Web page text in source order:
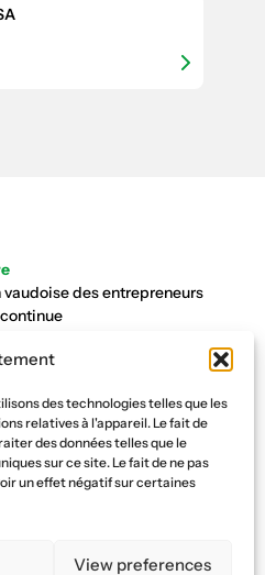
des technologies telles que les
relatives à l'appareil. Le fait de
des données telles que le
sur ce site. Le fait de ne pas
un effet négatif sur certaines
View preferences
vaudoise des entrepreneurs
66.1